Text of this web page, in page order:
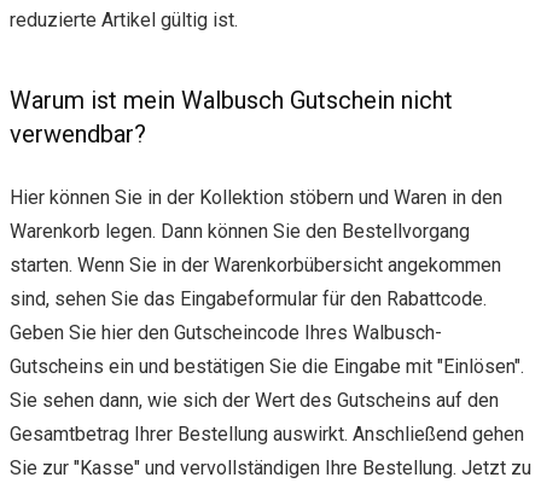
reduzierte Artikel gültig ist.
Warum ist mein Walbusch Gutschein nicht
verwendbar?
Hier können Sie in der Kollektion stöbern und Waren in den
Warenkorb legen. Dann können Sie den Bestellvorgang
starten. Wenn Sie in der Warenkorbübersicht angekommen
sind, sehen Sie das Eingabeformular für den Rabattcode.
Geben Sie hier den Gutscheincode Ihres Walbusch-
Gutscheins ein und bestätigen Sie die Eingabe mit "Einlösen".
Sie sehen dann, wie sich der Wert des Gutscheins auf den
Gesamtbetrag Ihrer Bestellung auswirkt. Anschließend gehen
Sie zur "Kasse" und vervollständigen Ihre Bestellung. Jetzt zu